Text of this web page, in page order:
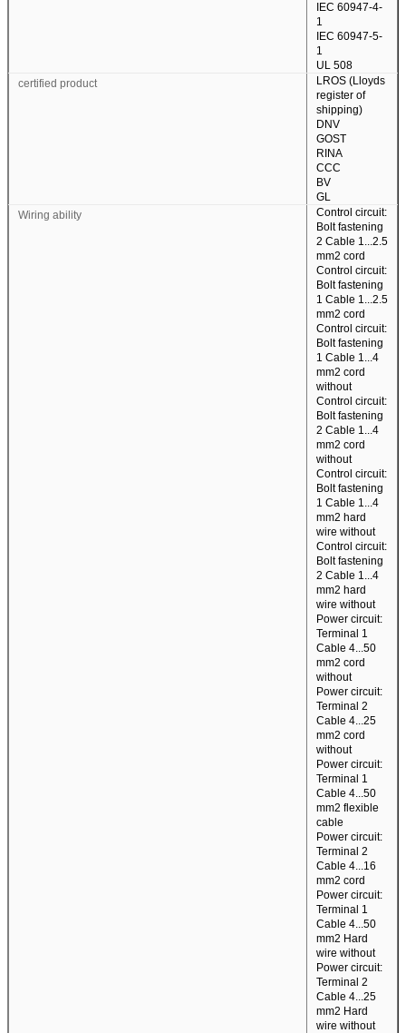
Kami akan segera menghubungi
IEC 60947-4-
1
IEC 60947-5-
1
UL 508
certified product
LROS (Lloyds
register of
shipping)
DNV
GOST
RINA
CCC
BV
GL
Wiring ability
Control circuit:
Bolt fastening
2 Cable 1...2.5
mm2 cord
Control circuit:
Bolt fastening
1 Cable 1...2.5
mm2 cord
Control circuit:
Bolt fastening
1 Cable 1...4
mm2 cord
without
Control circuit:
Bolt fastening
2 Cable 1...4
mm2 cord
without
Control circuit:
Bolt fastening
1 Cable 1...4
mm2 hard
wire without
Control circuit:
Bolt fastening
2 Cable 1...4
mm2 hard
wire without
Power circuit:
Terminal 1
Cable 4...50
mm2 cord
without
Power circuit:
Terminal 2
Cable 4...25
mm2 cord
without
Power circuit:
Terminal 1
Cable 4...50
mm2 flexible
cable
Power circuit:
Terminal 2
Cable 4...16
mm2 cord
Power circuit:
Terminal 1
Cable 4...50
mm2 Hard
wire without
Power circuit:
Terminal 2
Cable 4...25
mm2 Hard
wire without